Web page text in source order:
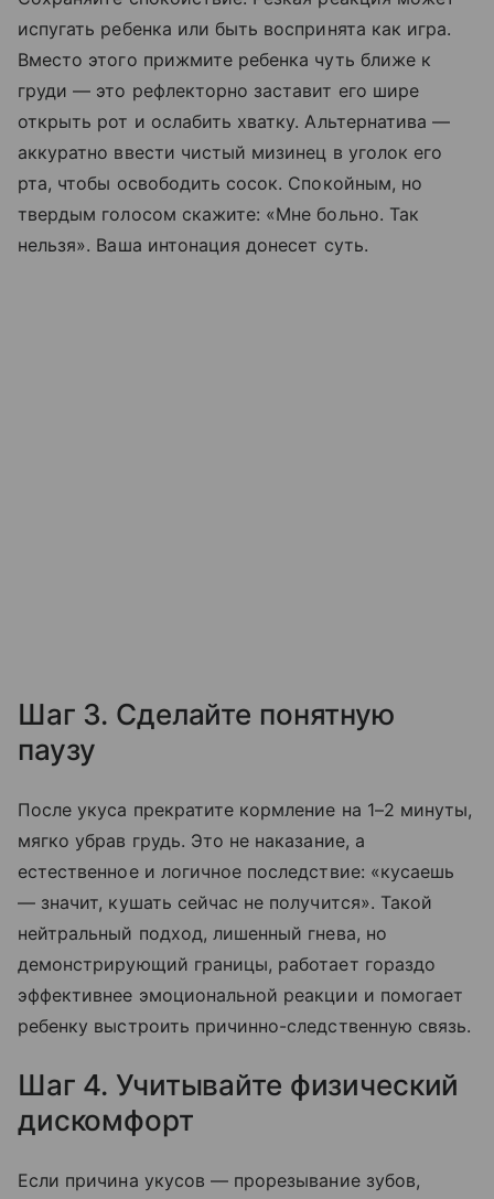
испугать ребенка или быть воспринята как игра.
Вместо этого прижмите ребенка чуть ближе к
груди — это рефлекторно заставит его шире
открыть рот и ослабить хватку. Альтернатива —
аккуратно ввести чистый мизинец в уголок его
рта, чтобы освободить сосок. Спокойным, но
твердым голосом скажите: «Мне больно. Так
нельзя». Ваша интонация донесет суть.
Шаг 3. Сделайте понятную
паузу
После укуса прекратите кормление на 1–2 минуты,
мягко убрав грудь. Это не наказание, а
естественное и логичное последствие: «кусаешь
— значит, кушать сейчас не получится». Такой
нейтральный подход, лишенный гнева, но
демонстрирующий границы, работает гораздо
эффективнее эмоциональной реакции и помогает
ребенку выстроить причинно-следственную связь.
Шаг 4. Учитывайте физический
дискомфорт
Если причина укусов — прорезывание зубов,